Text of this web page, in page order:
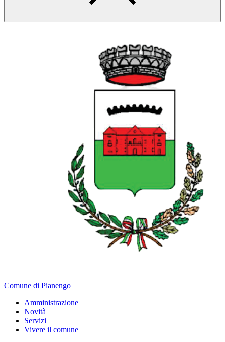
Comune di Pianengo
Amministrazione
Novità
Servizi
Vivere il comune